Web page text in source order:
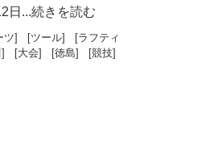
日 ...続きを読む
ツ] [ツール] [ラフティ
] [大会] [徳島] [競技]